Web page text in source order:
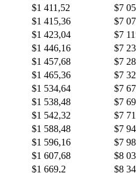
$1 411,52 $7
$1 415,36 $7
$1 423,04 $7
$1 446,16 $7
$1 457,68 $7
$1 465,36 $7
$1 534,64 $7
$1 538,48 $7
$1 542,32 $7
$1 588,48 $7
$1 596,16 $7
$1 607,68 $8
$1 669,2 $8